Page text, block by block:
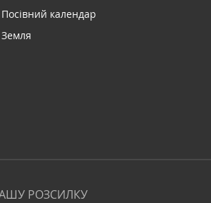
Посівний календар
Земля
РОЗСИЛКУ